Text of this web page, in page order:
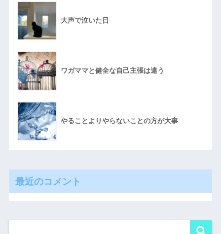
大声で泣いた日
ワガママと健全な自己主張は違う
やることよりやらないことの方が大事
最近のコメント